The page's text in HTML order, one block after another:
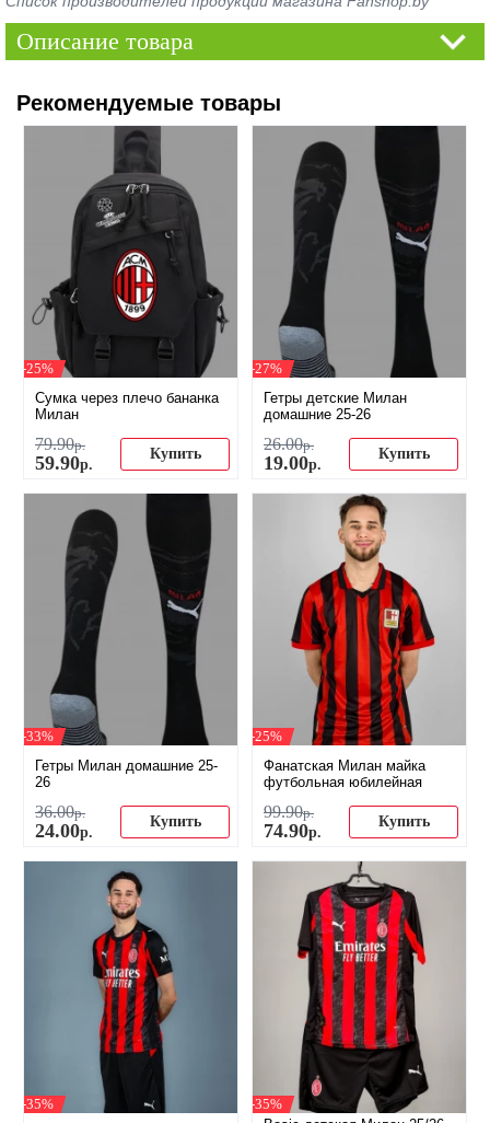
Описание товара
Рекомендуемые товары
-25%
Сумка через плечо бананка
Милан
79.90р.
59.90р.
Купить
-27%
Гетры детские Милан
домашние 25-26
26.00р.
19.00р.
Купить
-33%
Гетры Милан домашние 25-
26
36.00р.
24.00р.
Купить
-25%
Фанатская Милан майка
футбольная юбилейная
99.90р.
74.90р.
Купить
-35%
-35%